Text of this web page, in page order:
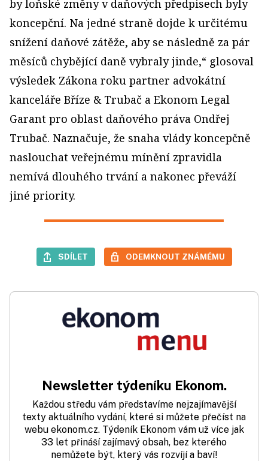
by loňské změny v daňových předpisech byly
koncepční. Na jedné straně dojde k určitému
snížení daňové zátěže, aby se následně za pár
měsíců chybějící daně vybraly jinde,“ glosoval
výsledek Zákona roku partner advokátní
kanceláře Bříze & Trubač a Ekonom Legal
Garant pro oblast daňového práva Ondřej
Trubač. Naznačuje, že snaha vlády koncepčně
naslouchat veřejnému mínění zpravidla
nemívá dlouhého trvání a nakonec převáží
jiné priority.
SDÍLET ODEMKNOUT ZNÁMÉMU
Newsletter týdeníku Ekonom.
Každou středu vám představíme nejzajímavější
texty aktuálního vydání, které si můžete přečíst na
webu ekonom.cz. Týdeník Ekonom vám už více jak
33 let přináší zajímavý obsah, bez kterého
nemůžete být, který vás rozvíjí a baví!